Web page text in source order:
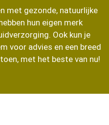
met gezonde, natuurlijke
hun eigen merk
Ook kun je
voor advies en een breed
met het beste van nu!